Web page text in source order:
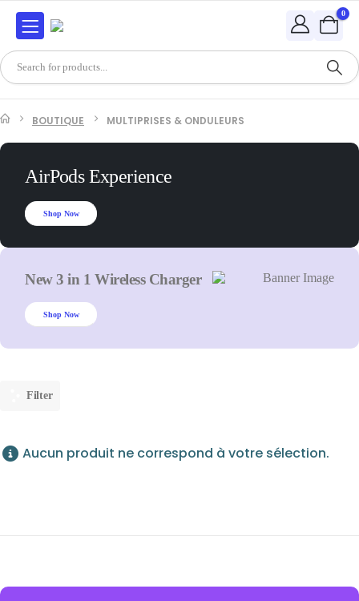
0
BOUTIQUE MULTIPRISES & ONDULEURS
AirPods Experience
Shop Now
New 3 in 1 Wireless Charger
Shop Now
Filter
Aucun produit ne correspond à votre sélection.